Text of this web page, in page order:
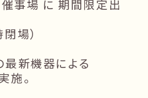
事場 に 期間限定出
場）
新機器による
施。